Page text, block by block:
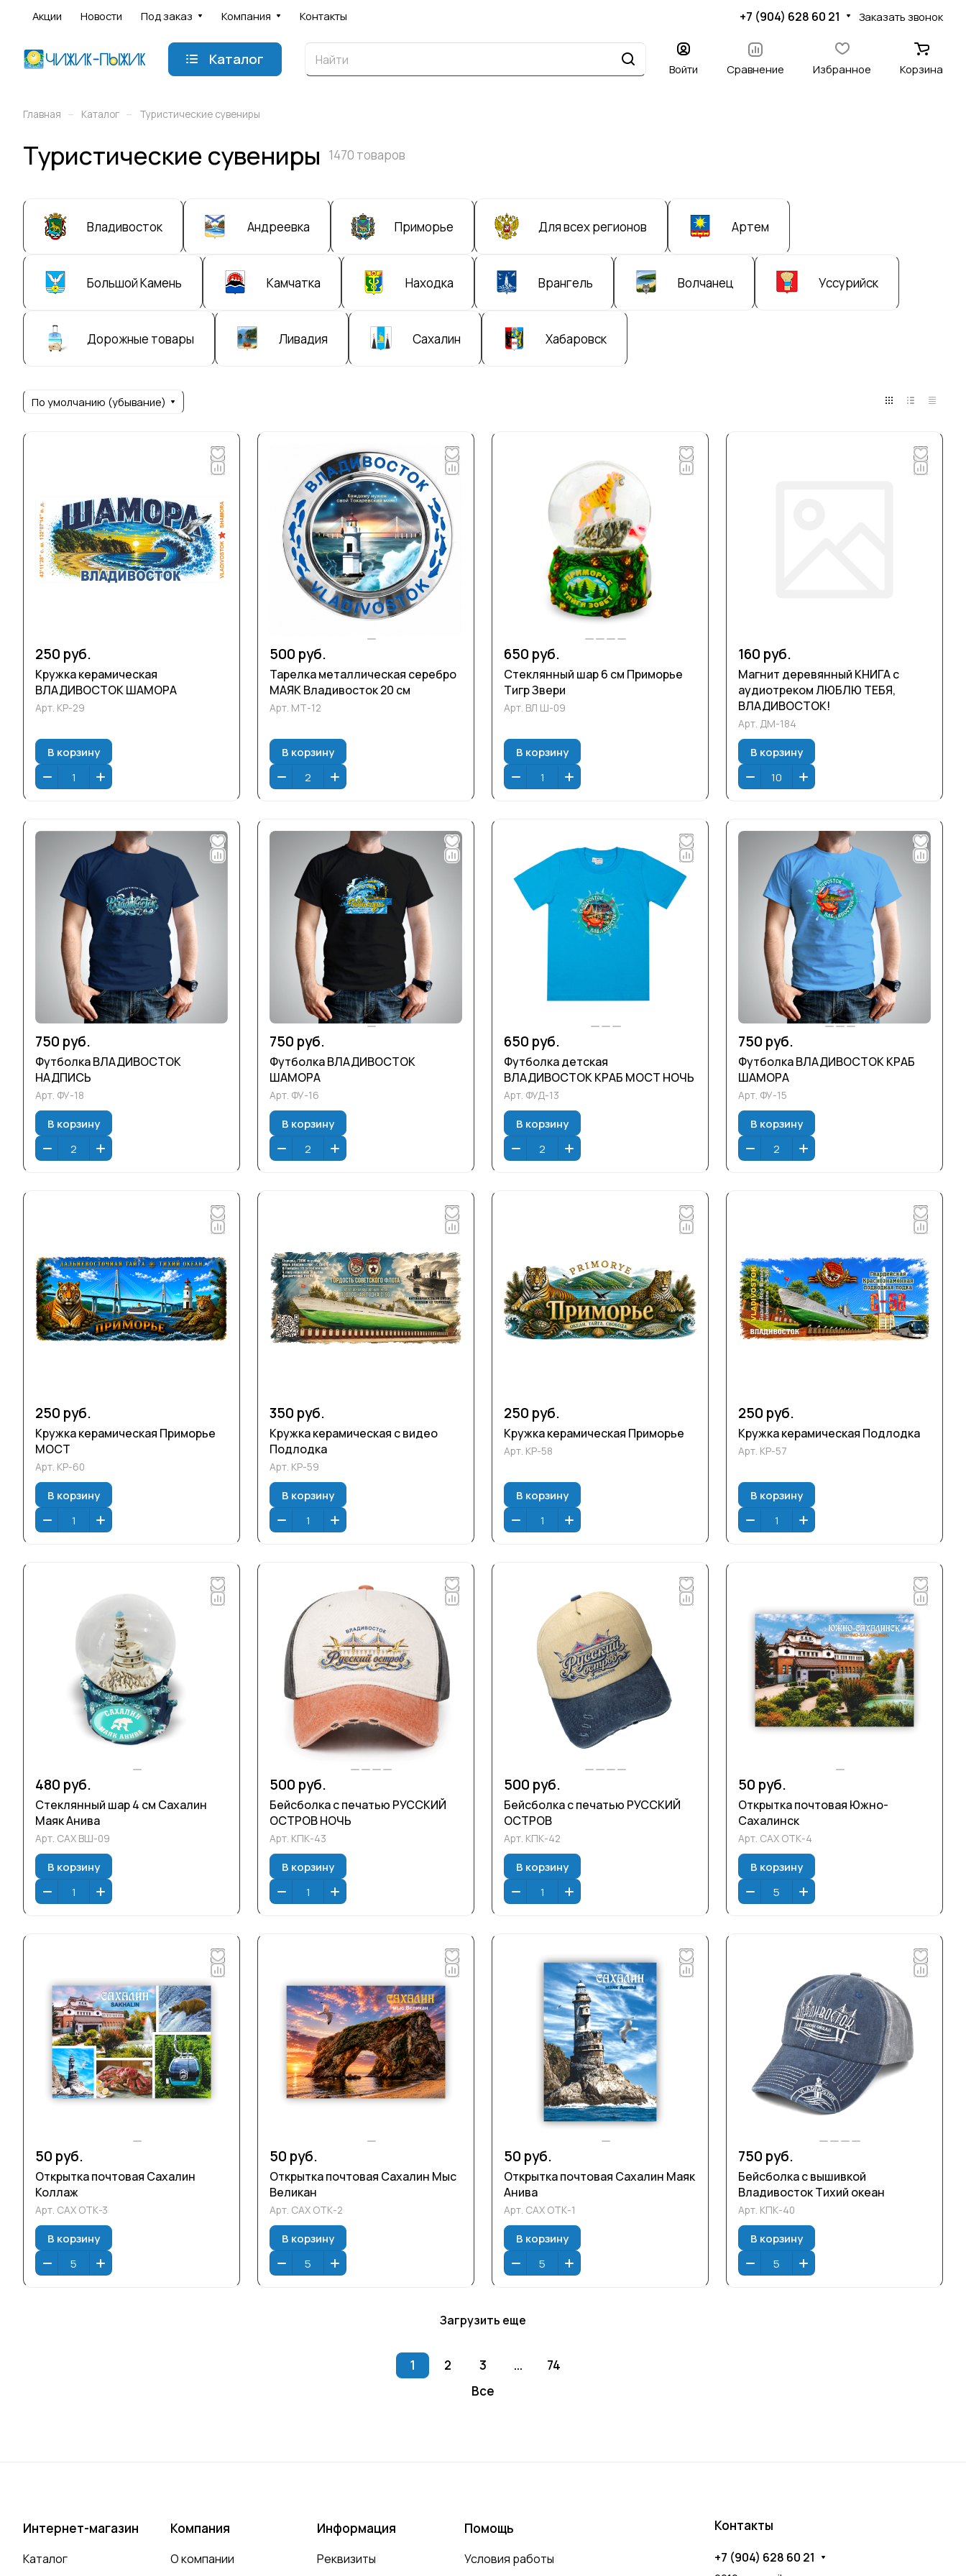
Акции Новости Под заказ Компания Контакты +7 (904) 628 60 21 Заказать звонок
Каталог
Войти Сравнение Избранное Корзина
Главная – Каталог – Туристические сувениры
Туристические сувениры 1470 товаров
Владивосток Андреевка Приморье Для всех регионов Артем
Большой Камень Камчатка Находка Врангель Волчанец Уссурийск
Дорожные товары Ливадия Сахалин Хабаровск
По умолчанию (убывание)
250 руб.
Кружка керамическая
ВЛАДИВОСТОК ШАМОРА
Арт. КР-29
В корзину
500 руб.
Тарелка металлическая серебро
МАЯК Владивосток 20 см
Арт. МТ-12
В корзину
650 руб.
Стеклянный шар 6 см Приморье
Тигр Звери
Арт. ВЛ Ш-09
В корзину
160 руб.
Магнит деревянный КНИГА с
аудиотреком ЛЮБЛЮ ТЕБЯ,
ВЛАДИВОСТОК!
Арт. ДМ-184
В корзину
750 руб.
Футболка ВЛАДИВОСТОК
НАДПИСЬ
Арт. ФУ-18
В корзину
750 руб.
Футболка ВЛАДИВОСТОК
ШАМОРА
Арт. ФУ-16
В корзину
650 руб.
Футболка детская
ВЛАДИВОСТОК КРАБ МОСТ НОЧЬ
Арт. ФУД-13
В корзину
750 руб.
Футболка ВЛАДИВОСТОК КРАБ
ШАМОРА
Арт. ФУ-15
В корзину
250 руб.
Кружка керамическая Приморье
МОСТ
Арт. КР-60
В корзину
350 руб.
Кружка керамическая с видео
Подлодка
Арт. КР-59
В корзину
250 руб.
Кружка керамическая Приморье
Арт. КР-58
В корзину
250 руб.
Кружка керамическая Подлодка
Арт. КР-57
В корзину
480 руб.
Стеклянный шар 4 см Сахалин
Маяк Анива
Арт. САХ ВШ-09
В корзину
500 руб.
Бейсболка с печатью РУССКИЙ
ОСТРОВ НОЧЬ
Арт. КПК-43
В корзину
500 руб.
Бейсболка с печатью РУССКИЙ
ОСТРОВ
Арт. КПК-42
В корзину
50 руб.
Открытка почтовая Южно-
Сахалинск
Арт. САХ ОТК-4
В корзину
50 руб.
Открытка почтовая Сахалин
Коллаж
Арт. САХ ОТК-3
В корзину
50 руб.
Открытка почтовая Сахалин Мыс
Великан
Арт. САХ ОТК-2
В корзину
50 руб.
Открытка почтовая Сахалин Маяк
Анива
Арт. САХ ОТК-1
В корзину
750 руб.
Бейсболка с вышивкой
Владивосток Тихий океан
Арт. КПК-40
В корзину
Загрузить еще
1 2 3 ...
74
Все
Интернет-магазин
Каталог
Компания
О компании
Информация
Реквизиты
Помощь
Условия работы
Контакты
+7 (904) 628 60 21